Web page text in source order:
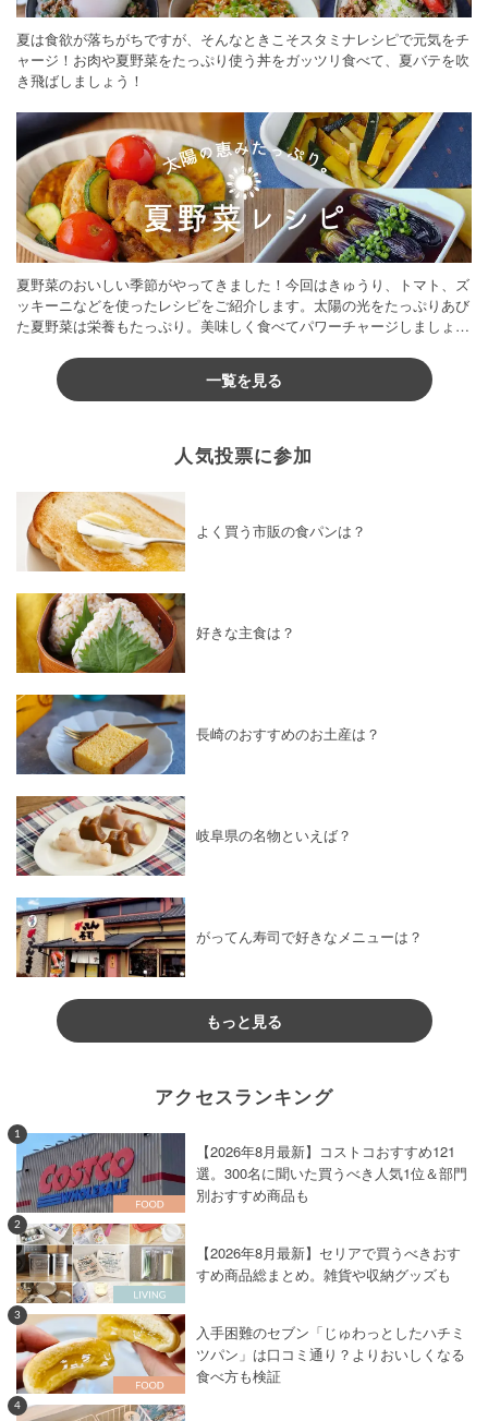
夏は食欲が落ちがちですが、そんなときこそスタミナレシピで元気をチ
ャージ！お肉や夏野菜をたっぷり使う丼をガッツリ食べて、夏バテを吹
き飛ばしましょう！
夏野菜のおいしい季節がやってきました！今回はきゅうり、トマト、ズ
ッキーニなどを使ったレシピをご紹介します。太陽の光をたっぷりあび
た夏野菜は栄養もたっぷり。美味しく食べてパワーチャージしましょう
一覧を見る
人気投票に参加
よく買う市販の食パンは？
好きな主食は？
長崎のおすすめのお土産は？
岐阜県の名物といえば？
がってん寿司で好きなメニューは？
もっと見る
アクセスランキング
1
【2026年8月最新】コストコおすすめ121
選。300名に聞いた買うべき人気1位＆部門
別おすすめ商品も
2
【2026年8月最新】セリアで買うべきおす
すめ商品総まとめ。雑貨や収納グッズも
3
入手困難のセブン「じゅわっとしたハチミ
ツパン」は口コミ通り？よりおいしくなる
食べ方も検証
4